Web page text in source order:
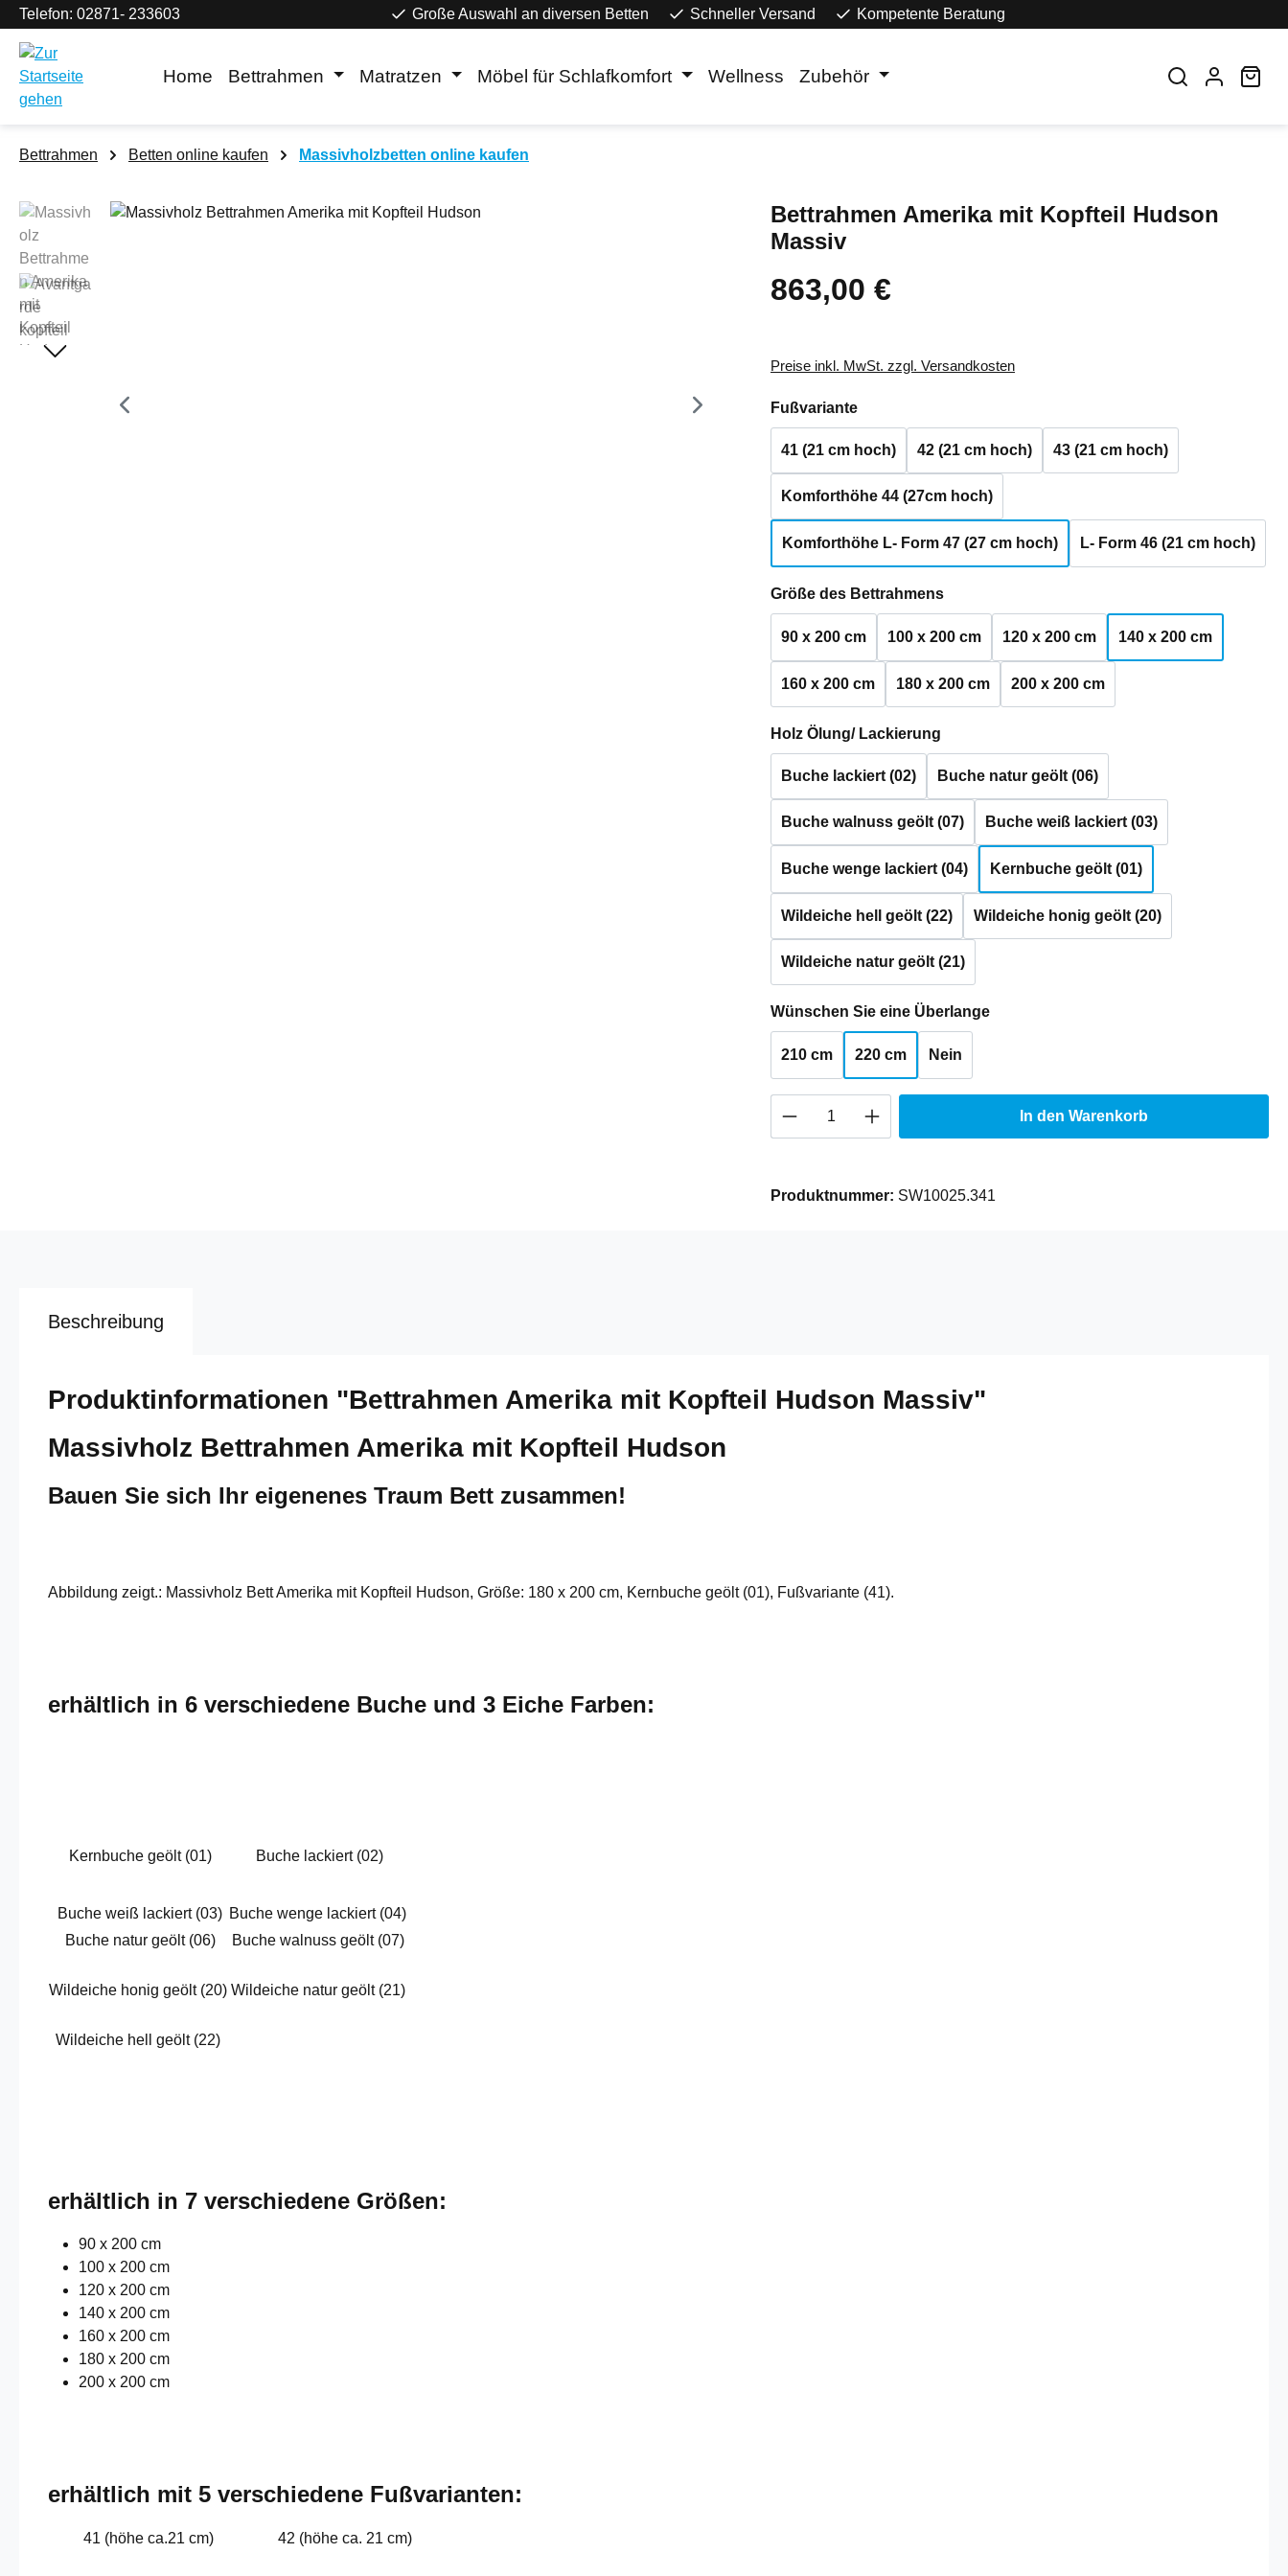
Hauptinhalt springen
Zur Suche springen
Zur Hauptnavigation springen
Telefon: 02871- 233603 Große Auswahl an diversen Betten Schneller Versand Kompetente Beratung
Home Bettrahmen Matratzen Möbel für Schlafkomfort Wellness Zubehör
Bettrahmen Betten online kaufen Massivholzbetten online kaufen
Bildergalerie überspringen
Bettrahmen Amerika mit Kopfteil Hudson
Massiv
Regulärer Preis:
863,00 €
Preise inkl. MwSt. zzgl. Versandkosten
Fußvarianteauswählen
41 (21 cm hoch) 42 (21 cm hoch) 43 (21 cm hoch)
Komforthöhe 44 (27cm hoch)
Komforthöhe L- Form 47 (27 cm hoch) L- Form 46 (21 cm hoch)
Größe des Bettrahmensauswählen
90 x 200 cm 100 x 200 cm 120 x 200 cm 140 x 200 cm
160 x 200 cm 180 x 200 cm 200 x 200 cm
Holz Ölung/ Lackierung
Buche lackiert (02) Buche natur geölt (06)
Buche walnuss geölt (07) Buche weiß lackiert (03)
Buche wenge lackiert (04) Kernbuche geölt (01)
Wildeiche hell geölt (22) Wildeiche honig geölt (20)
Wildeiche natur geölt (21)
Wünschen Sie eine Überlangeauswählen
210 cm 220 cm Nein
Produkt Anzahl: Gib den gewünschten Wert ein
In den Warenkorb
Produktnummer: SW10025.341
Beschreibung
Produktinformationen "Bettrahmen Amerika mit Kopfteil Hudson Massiv"
Massivholz Bettrahmen Amerika mit Kopfteil Hudson
Bauen Sie sich Ihr eigenenes Traum Bett zusammen!
Abbildung zeigt.: Massivholz Bett Amerika mit Kopfteil Hudson, Größe: 180 x 200 cm, Kernbuche geölt (01), Fußvariante (41).
erhältlich in 6 verschiedene Buche und 3 Eiche Farben:
Kernbuche geölt (01) Buche lackiert (02)
Buche weiß lackiert (03) Buche wenge lackiert (04)
Buche natur geölt (06)
Buche walnuss geölt (07)
Wildeiche honig geölt (20) Wildeiche natur geölt (21)
Wildeiche hell geölt (22)
erhältlich in 7 verschiedene Größen:
90 x 200 cm
100 x 200 cm
120 x 200 cm
140 x 200 cm
160 x 200 cm
180 x 200 cm
200 x 200 cm
erhältlich mit 5 verschiedene Fußvarianten:
41 (höhe ca.21 cm) 42 (höhe ca. 21 cm)